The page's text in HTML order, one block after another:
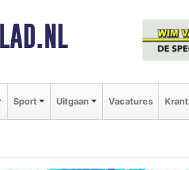
Sport Uitgaan Vacatures Krant